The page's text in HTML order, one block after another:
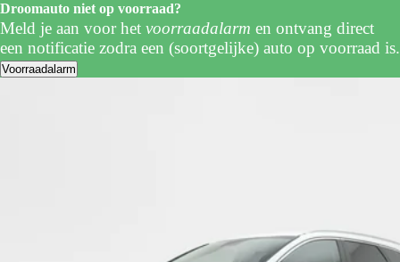
Droomauto niet op voorraad?
Meld je aan voor het voorraadalarm en ontvang direct
een notificatie zodra een (soortgelijke) auto op voorraad is.
Voorraadalarm